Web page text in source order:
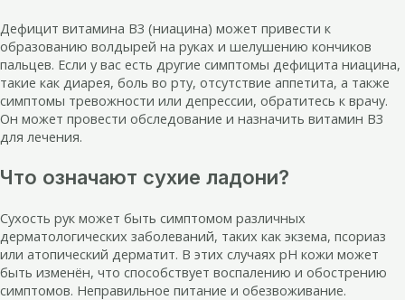
Дефицит витамина B3 (ниацина) может привести к
образованию волдырей на руках и шелушению кончиков
пальцев. Если у вас есть другие симптомы дефицита ниацина,
такие как диарея, боль во рту, отсутствие аппетита, а также
симптомы тревожности или депрессии, обратитесь к врачу.
Он может провести обследование и назначить витамин B3
для лечения.
Что означают сухие ладони?
Сухость рук может быть симптомом различных
дерматологических заболеваний, таких как экзема, псориаз
или атопический дерматит. В этих случаях pH кожи может
быть изменён, что способствует воспалению и обострению
симптомов. Неправильное питание и обезвоживание.